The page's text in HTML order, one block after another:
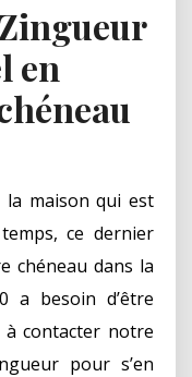
en
la maison qui est
ce dernier
chéneau dans la
a besoin d’être
à contacter notre
pour s’en